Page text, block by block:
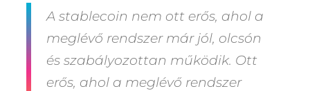
A stablecoin nem ott erős, ahol a
meglévő rendszer már jól, olcsón
és szabályozottan működik. Ott
erős, ahol a meglévő rendszer